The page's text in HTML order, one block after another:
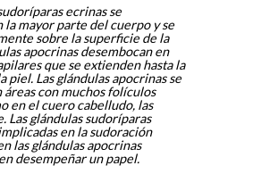
ecrinas se
la mayor parte del cuerpo y se
sobre la superficie de la
apocrinas desembocan en
que se extienden hasta la
piel. Las glándulas apocrinas se
áreas con muchos folículos
en el cuero cabelludo, las
Las glándulas sudoríparas
en la sudoración
las glándulas apocrinas
desempeñar un papel.